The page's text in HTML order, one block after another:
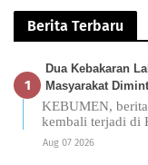
Berita Terbaru
Dua Kebakaran
Masyarakat
KEBUMEN,
kembali terjadi di
Aug 07 2026